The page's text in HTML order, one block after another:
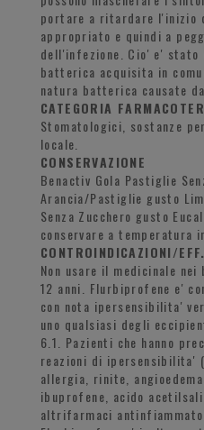
portare a ritardare l'inizio
appropriato e quindi a
dell'infezione. Cio' e' stato
batterica acquisita in
natura batterica causate
CATEGORIA
Stomatologici, sostanze
locale.
CONSERVAZIONE
Benactiv Gola Pastiglie
Arancia/Pastiglie gusto
Senza Zucchero gusto
conservare a temperatura
CONTROINDICAZIONI/
Non usare il medicinale
12 anni. Flurbiprofene e'
con nota ipersensibilita'
uno qualsiasi degli
6.1. Pazienti che hanno
reazioni di ipersensibilita'
allergia, rinite,
ibuprofene, acido
altrifarmaci